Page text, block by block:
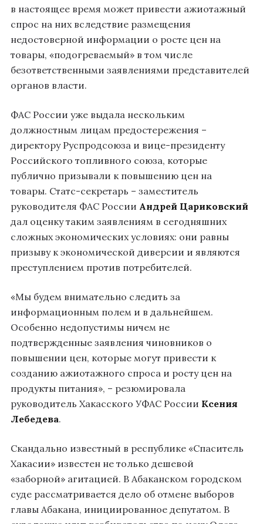
в настоящее время может привести ажиотажный
спрос на них вследствие размещения
недостоверной информации о росте цен на
товары, «подогреваемый» в том числе
безответственными заявлениями представителей
органов власти.
ФАС России уже выдала нескольким
должностным лицам предостережения –
директору Руспродсоюза и вице-президенту
Российского топливного союза, которые
публично призывали к повышению цен на
товары. Статс-секретарь – заместитель
руководителя ФАС России Андрей Цариковский
дал оценку таким заявлениям в сегодняшних
сложных экономических условиях: они равны
призыву к экономической диверсии и являются
преступлением против потребителей.
«Мы будем внимательно следить за
информационным полем и в дальнейшем.
Особенно недопустимы ничем не
подтвержденные заявления чиновников о
повышении цен, которые могут привести к
созданию ажиотажного спроса и росту цен на
продукты питания», – резюмировала
руководитель Хакасского УФАС России Ксения
Лебедева.
Скандально известный в республике «Спаситель
Хакасии» известен не только дешевой
«заборной» агитацией. В Абаканском городском
суде рассматривается дело об отмене выборов
главы Абакана, инициированное депутатом. В